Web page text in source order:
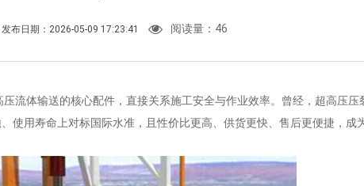
发布日期：2026-05-09 17:23:41 阅读量： 46
流体输送的核心配件，直接关系施工安全与作业效率。曾经，超高压
使用寿命上对标国际水准，且性价比更高、供货更快、售后更便捷，成